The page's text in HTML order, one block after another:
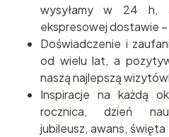
wysyłamy w 24 h,
ekspresowej dostawie –
Doświadczenie i
od wielu lat, a
naszą najlepszą
Inspiracje na każdą
rocznica, dzień
jubileusz, awans,